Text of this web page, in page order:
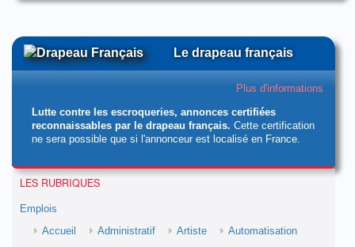
Le drapeau français
Plus d'informations
Lutte contre les escroqueries, annonces certifiées
reconnaissables par le drapeau français. Cette certification
ne sera possible que si l'annonceur est localisé en France.
LES RUBRIQUES
Emplois
Accueil
Administratif Artiste
Automatisation